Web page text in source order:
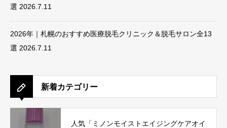
選 2026.7.11
2026年｜札幌のおすすめ医療脱毛クリニック＆脱毛サロン全13
選 2026.7.11
新着カテゴリー
人気「ミノンモイストエイジングケアオイ